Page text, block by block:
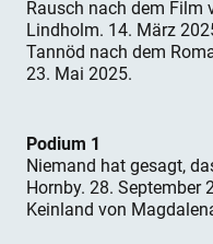
Rausch nach dem
Lindholm. 14. März
Tannöd nach dem
23. Mai 2025.
Podium 1
Niemand hat gesagt,
Hornby. 28. September
Keinland von